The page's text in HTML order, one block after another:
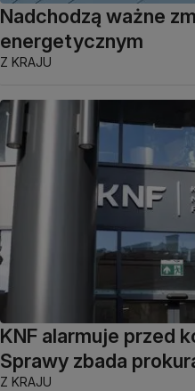
Nadchodzą ważne
energetycznym
Z KRAJU
KNF alarmuje przed
Sprawy zbada
Z KRAJU